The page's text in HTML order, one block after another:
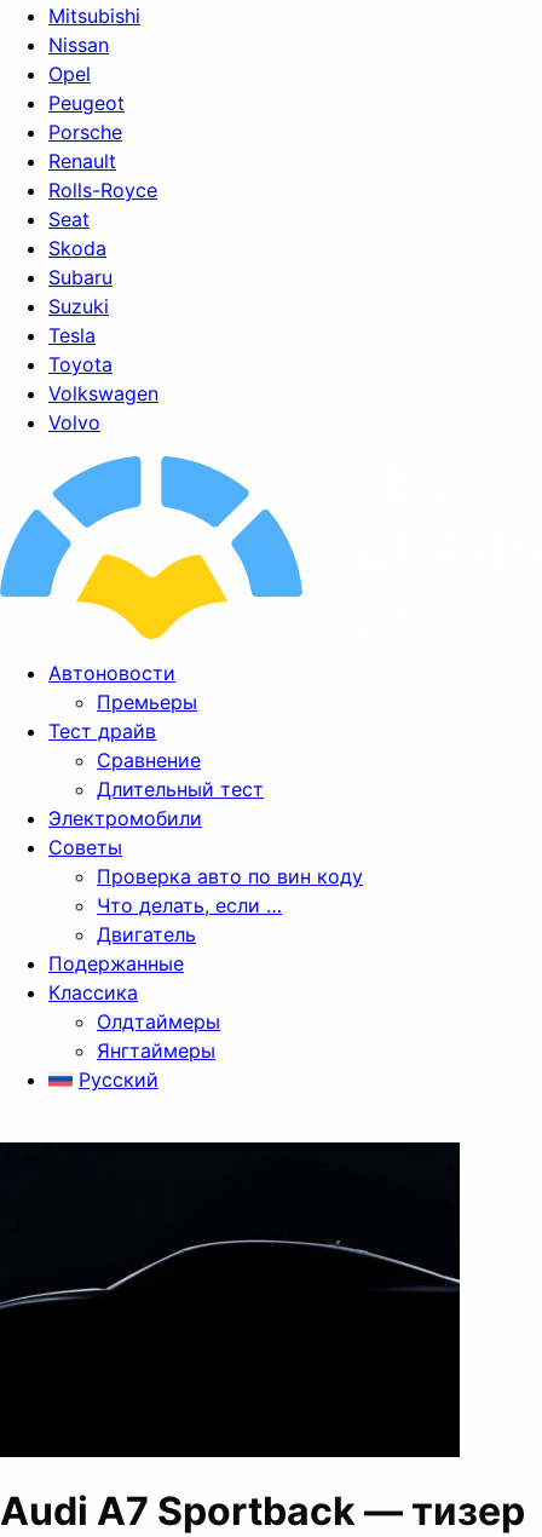
Mitsubishi
Nissan
Opel
Peugeot
Porsche
Renault
Rolls-Royce
Seat
Skoda
Subaru
Suzuki
Tesla
Toyota
Volkswagen
Volvo
Автоновости
Премьеры
Тест драйв
Сравнение
Длительный тест
Электромобили
Советы
Проверка авто по вин коду
Что делать, если …
Двигатель
Подержанные
Классика
Олдтаймеры
Янгтаймеры
Русский
Audi A7 Sportback — тизер